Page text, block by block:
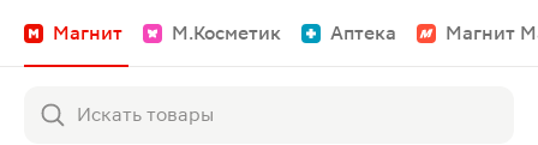
Магнит М.Косметик Аптека Магнит